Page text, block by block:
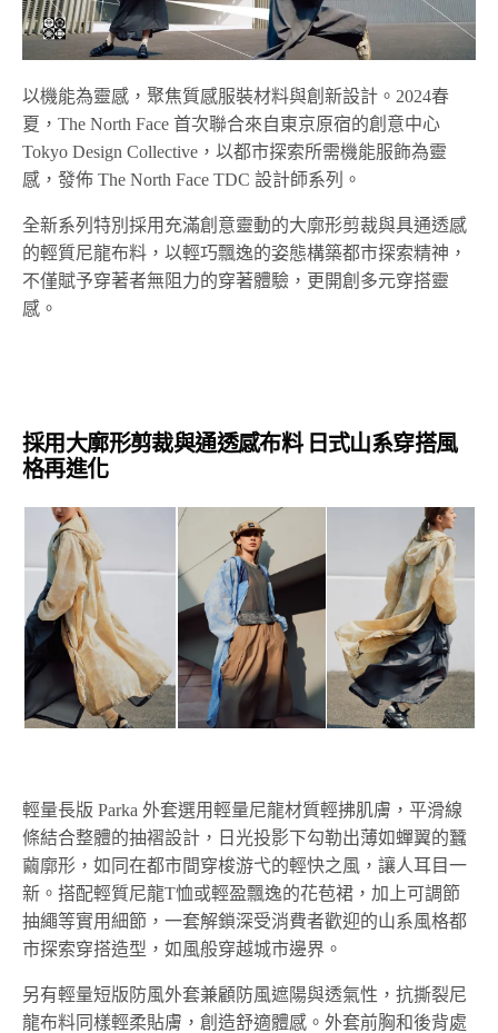
以機能為靈感，聚焦質感服裝材料與創新設計。2024春
夏，The North Face 首次聯合來自東京原宿的創意中心
Tokyo Design Collective ，以都市探索所需機能服飾為靈
感，發佈 The North Face TDC 設計師系列。
全新系列特別採用充滿創意靈動的大廓形剪裁與具通透感
的輕質尼龍布料，以輕巧飄逸的姿態構築都市探索精神，
不僅賦予穿著者無阻力的穿著體驗，更開創多元穿搭靈
感。
採用大廓形剪裁與通透感布料 日式山系穿搭風
格再進化
輕量長版 Parka 外套選用輕量尼龍材質輕拂肌膚，平滑線
條結合整體的抽褶設計，日光投影下勾勒出薄如蟬翼的蠶
繭廓形，如同在都市間穿梭游弋的輕快之風，讓人耳目一
新。搭配輕質尼龍T恤或輕盈飄逸的花苞裙，加上可調節
抽繩等實用細節，一套解鎖深受消費者歡迎的山系風格都
市探索穿搭造型，如風般穿越城市邊界。
另有輕量短版防風外套兼顧防風遮陽與透氣性，抗撕裂尼
龍布料同樣輕柔貼膚，創造舒適體感。外套前胸和後背處